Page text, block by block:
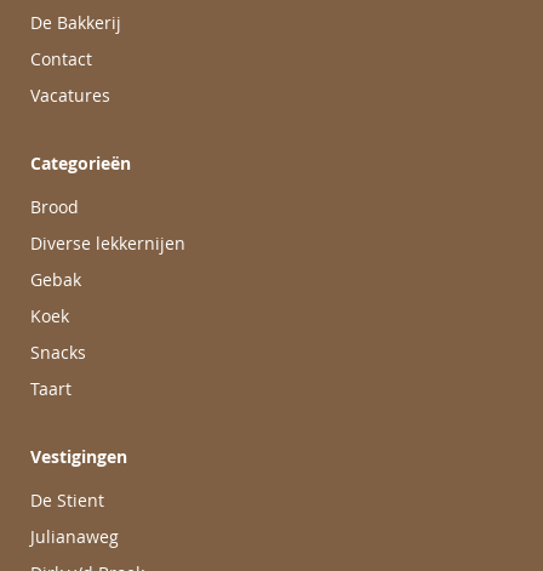
De Bakkerij
Contact
Vacatures
Categorieën
Brood
Diverse lekkernijen
Gebak
Koek
Snacks
Taart
Vestigingen
De Stient
Julianaweg